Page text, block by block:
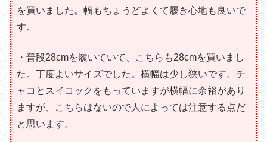
を買いました。幅もちょうどよくて履き心地も良いで
す。
・普段28cmを履いていて、こちらも28cmを買いまし
た。丁度よいサイズでした。横幅は少し狭いです。チ
ャコとスイコックをもっていますが横幅に余裕があり
ますが、こちらはないので人によっては注意する点だ
と思います。